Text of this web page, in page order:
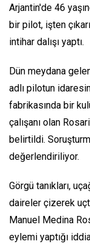
Arjantin'de 46
bir pilot, işten
intihar dalışı yaptı.
Dün meydana
adlı pilotun
fabrikasında bir
çalışanı olan
belirtildi.
değerlendiriliyor.
Görgü tanıkları,
daireler çizerek
Manuel Medina
eylemi yaptığı